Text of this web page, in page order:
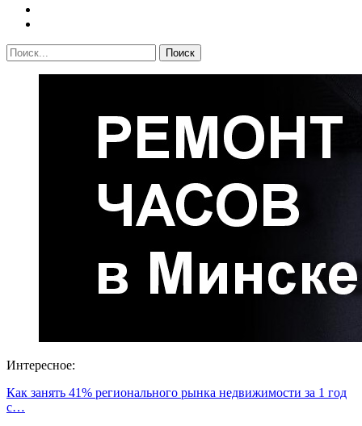
Интересное:
Как занять 41% регионального рынка недвижимости за 1 год
с…